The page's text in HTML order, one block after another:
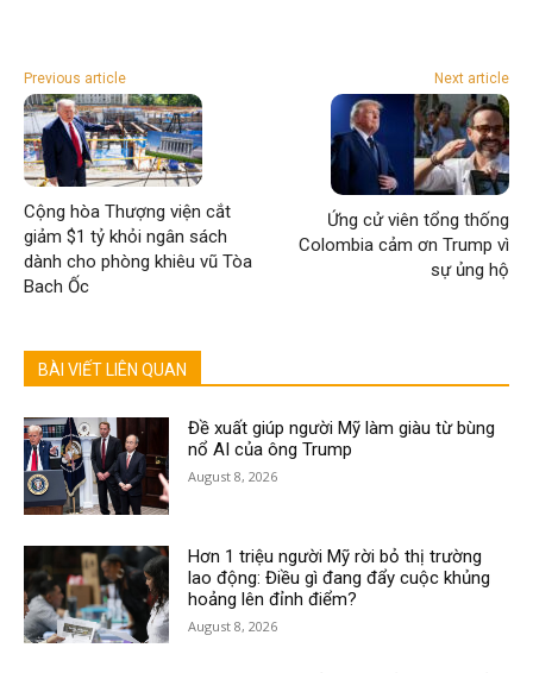
Previous article
Cộng hòa Thượng viện cắt
giảm $1 tỷ khỏi ngân sách
dành cho phòng khiêu vũ Tòa
Bach Ốc
Next article
Ứng cử viên tổng thống
Colombia cảm ơn Trump vì
sự ủng hộ
BÀI VIẾT LIÊN QUAN
Đề xuất giúp người Mỹ làm giàu từ bùng
nổ AI của ông Trump
August 8, 2026
Hơn 1 triệu người Mỹ rời bỏ thị trường
lao động: Điều gì đang đẩy cuộc khủng
hoảng lên đỉnh điểm?
August 8, 2026